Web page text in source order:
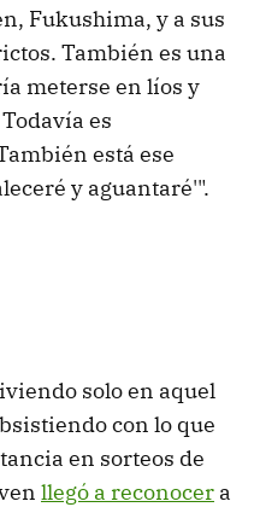
Fukushima, y a sus
También es una
meterse en líos y
Todavía es
está ese
y aguantaré'".
solo en aquel
con lo que
en sorteos de
llegó a reconocer a